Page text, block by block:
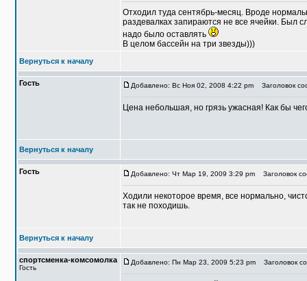
Отходил туда сентябрь-месяц. Вроде
раздевалках запираются не все ячейки. Был
надо было оставлять
В целом бассейн на три звезды)))
Вернуться к началу
Гость Добавлено: Вс Ноя 02, 2008 4:22 pm Заголовок
Цена небольшая, но грязь ужасная! Как бы
Вернуться к началу
Гость Добавлено: Чт Мар 19, 2009 3:29 pm Заголовок
Ходили некоторое время, все нормально,
так не походишь.
Вернуться к началу
спортсменка-комсомолка
Гость
Добавлено: Пн Мар 23, 2009 5:23 pm Заголовок